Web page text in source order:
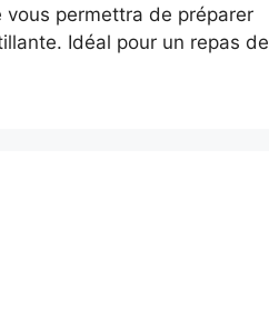
permettra de préparer
Idéal pour un repas de